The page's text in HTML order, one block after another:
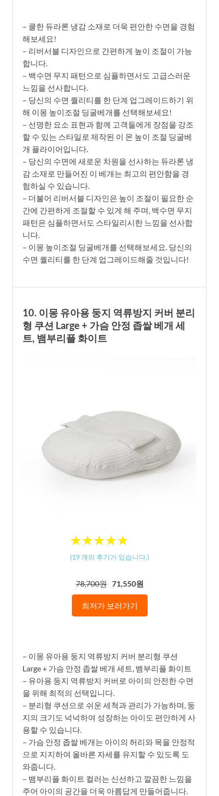
– 쿨한 듀라론 냉감 소재로 더욱 편안한 수면을 경험
해보세요!
– 리버서블 디자인으로 간편하게 높이 조절이 가능
합니다.
– 백수면 무지 패턴으로 심플하면서도 고급스러운
느낌을 선사합니다.
– 당신의 수면 퀄리티를 한 단계 업그레이드하기 위
해 이몽 높이조절 딩굴베개를 선택해보세요!
– 선명한 요소 표현과 함께 고객들에게 장점을 강조
할 수 있는 스타일로 제작된 이 몬 높이 조절 딩굴베
개 플라이어입니다.
– 당신의 수면에 새로운 차원을 선사하는 듀라론 냉
감 소재로 만들어진 이 베개는 최고의 편안함을 경
험하실 수 있습니다.
– 더불어 리버서블 디자인은 높이 조절이 필요한 순
간에 간편하게 조절할 수 있게 해 주며, 백수면 무지
패턴은 심플하면서도 스타일리시한 느낌을 선사합
니다.
– 이몽 높이조절 딩굴베개를 선택해보세요. 당신의
수면 퀄리티를 한 단계 업그레이드해줄 것입니다!
10. 이몽 유아용 둥지 역류방지 커버 분리
형 쿠션 Large + 가슴 안정 좁쌀 베개 세
트, 뱀부리플 화이트
★★★★★
★★★★★
(19 개의 후기가 있습니다.)
78,700원 71,550원
최저가 보러가기
– 이몽 유아용 둥지 역류방지 커버 분리형 쿠션
Large + 가슴 안정 좁쌀 베개 세트, 뱀부리플 화이트
– 유아용 둥지 역류방지 커버로 아이의 안전한 수면
을 위해 최적의 선택입니다.
– 분리형 쿠션으로 쉬운 세척과 관리가 가능하며, 둥
지의 크기도 넉넉하여 성장하는 아이도 편안하게 사
용할 수 있습니다.
– 가슴 안정 좁쌀 베개는 아이의 허리와 목을 안정적
으로 지지하여 올바른 자세를 유지할 수 있도록 도
와줍니다.
– 뱀부리플 화이트 컬러는 신선하고 깔끔한 느낌을
주어 아이의 공간을 더욱 아름답게 만들어줍니다.